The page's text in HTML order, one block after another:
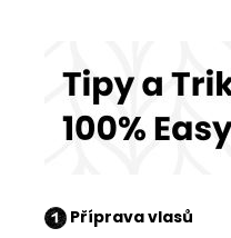
Příprava vlasů